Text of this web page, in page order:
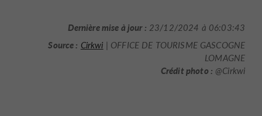
Dernière mise à jour : 23/12/2024 à 06:03:43
Source : Cirkwi | OFFICE DE TOURISME GASCOGNE
LOMAGNE
Crédit photo : @Cirkwi